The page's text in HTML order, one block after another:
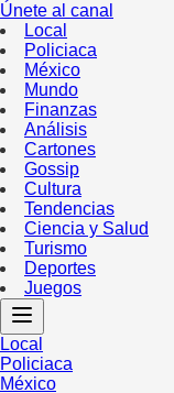
Únete al canal
Local
Policiaca
México
Mundo
Finanzas
Análisis
Cartones
Gossip
Cultura
Tendencias
Ciencia y Salud
Turismo
Deportes
Juegos
Local
Policiaca
México